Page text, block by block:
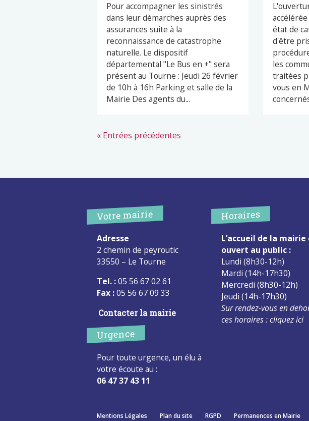
Pour accompagner les sinistrés
dans leur démarches auprès des
assurances suite à la
reconnaissance de catastrophe
naturelle. Le dispositif
départemental "Le Bus en +" sera
présent au Tourne : Jeudi 26 février
de 10h à 16h Parking et salle de la
Mairie Des agents du...
état de
d'être
les
traitées
vous en
« Entrées précédentes
Votre mairie
Adresse
2 chemin de peyroutic
33550 – Le Tourne
Tel. :05 56 67 02 61
Fax :05 56 67 09 33
Contacter la mairie
Urgence
Pour toute urgence, un élu à
votre écoute au :
06 47 37 43 11
Horaires
L’accueil de la mairie
ouvert au public :
Lundi (8h30-12h)
Mardi (14h-17h30)
Mercredi (8h30-12h)
Jeudi (14h-17h30)
Sur rendez-vous en
ces horaires :cliquez ici
Mentions Légales Plan du site RGPD Permanences en Mairie